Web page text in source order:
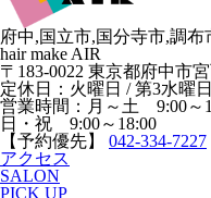
府中,国立市,国分寺市,調布
hair make AIR
〒183-0022 東京都府中市
定休日：火曜日 / 第3水曜日
営業時間：月～土 9:00～
日・祝 9:00～18:00
【予約優先】 042-334-7227
アクセス
SALON
PICK UP